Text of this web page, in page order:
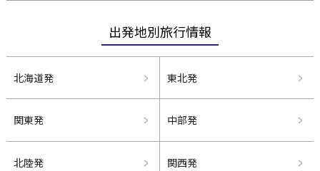
出発地別旅行情報
北海道発 東北発
関東発 中部発
北陸発 関西発